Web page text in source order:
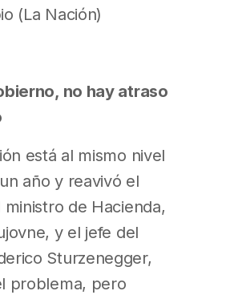
(La Nación)
no hay atraso
está al mismo nivel
año y reavivó el
de Hacienda,
y el jefe del
Sturzenegger,
problema, pero